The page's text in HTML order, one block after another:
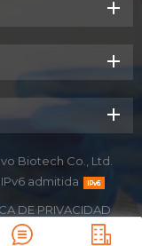
Biotech Co., Ltd.
admitida
DE PRIVACIDAD